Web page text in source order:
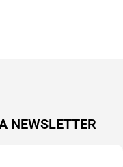
NEWSLETTER